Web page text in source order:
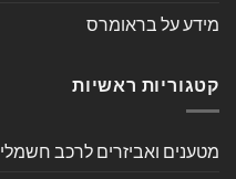
מידע על בראומרס
קטגוריות ראשיות
מטענים ואביזרים לרכב חשמלי